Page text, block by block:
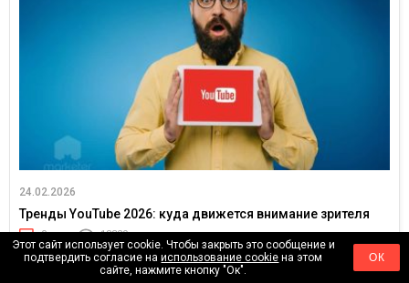
24.02.2026
Тренды YouTube 2026: куда движется внимание зрителя
0 18329
Этот сайт использует cookie. Чтобы закрыть это сообщение и
подтвердить согласие наиспользование cookie на этом
сайте, нажмите кнопку "Ок".
ОК